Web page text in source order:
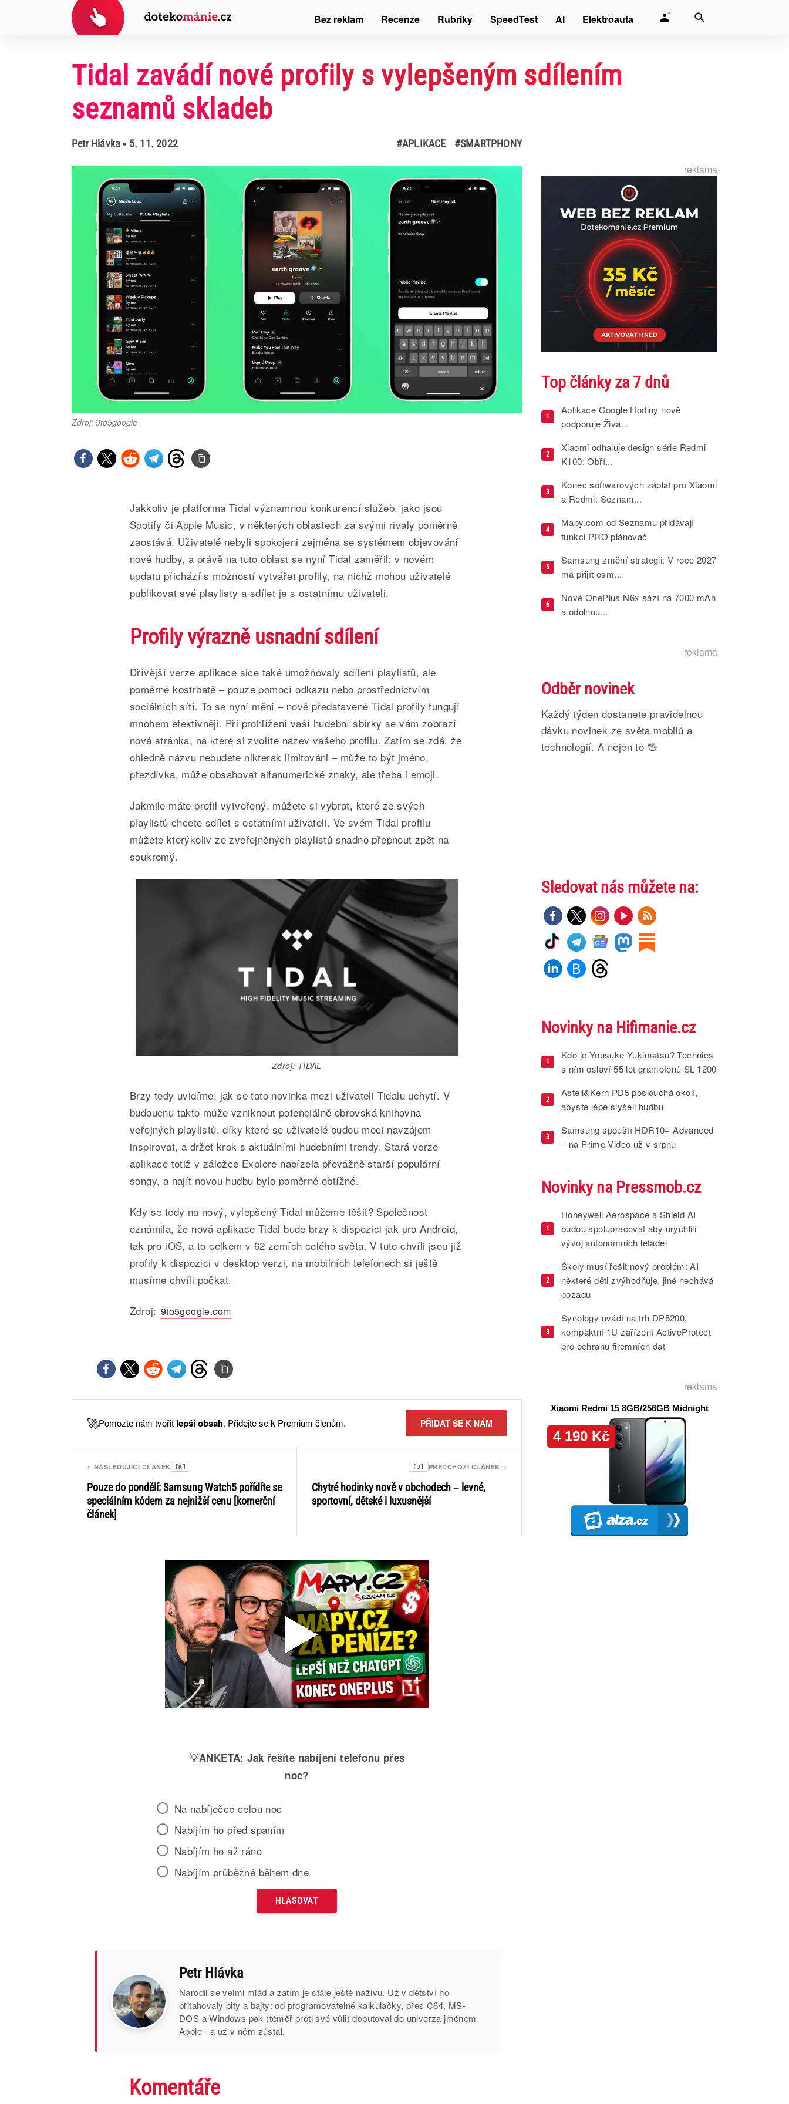
Tidal zavádí nové profily s vylepšeným sdílením
seznamů skladeb
Petr Hlávka• 5. 11. 2022 #APLIKACE #SMARTPHONY
Zdroj: 9to5google
Jakkoliv je platforma Tidal významnou konkurencí služeb, jako jsou
Spotify či Apple Music, v některých oblastech za svými rivaly poměrně
zaostává. Uživatelé nebyli spokojeni zejména se systémem objevování
nové hudby, a právě na tuto oblast se nyní Tidal zaměřil: v novém
updatu přichází s možností vytvářet profily, na nichž mohou uživatelé
publikovat své playlisty a sdílet je s ostatnímu uživateli.
Profily výrazně usnadní sdílení
Dřívější verze aplikace sice také umožňovaly sdílení playlistů, ale
poměrně kostrbatě – pouze pomocí odkazu nebo prostřednictvím
sociálních sítí. To se nyní mění – nově představené Tidal profily fungují
mnohem efektivněji. Při prohlížení vaší hudební sbírky se vám zobrazí
nová stránka, na které si zvolíte název vašeho profilu. Zatím se zdá, že
ohledně názvu nebudete nikterak limitováni – může to být jméno,
přezdívka, může obsahovat alfanumerické znaky, ale třeba i emoji.
Jakmile máte profil vytvořený, můžete si vybrat, které ze svých
playlistů chcete sdílet s ostatními uživateli. Ve svém Tidal profilu
můžete kterýkoliv ze zveřejněných playlistů snadno přepnout zpět na
soukromý.
Zdroj: TIDAL
Brzy tedy uvidíme, jak se tato novinka mezi uživateli Tidalu uchytí. V
budoucnu takto může vzniknout potenciálně obrovská knihovna
veřejných playlistů, díky které se uživatelé budou moci navzájem
inspirovat, a držet krok s aktuálními hudebními trendy. Stará verze
aplikace totiž v záložce Explore nabízela převážně starší populární
songy, a najít novou hudbu bylo poměrně obtížné.
Kdy se tedy na nový, vylepšený Tidal můžeme těšit? Společnost
oznámila, že nová aplikace Tidal bude brzy k dispozici jak pro Android,
tak pro iOS, a to celkem v 62 zemích celého světa. V tuto chvíli jsou již
profily k dispozici v desktop verzi, na mobilních telefonech si ještě
musíme chvíli počkat.
Zdroj: 9to5google.com
🚀Pomozte nám tvořit lepší obsah. Přidejte se k Premium členům. PŘIDAT SE K NÁM
←NÁSLEDUJÍCÍ ČLÁNEK [K]
Pouze do pondělí: Samsung Watch5 pořídíte se
speciálním kódem za nejnižší cenu [komerční
článek]
→
PŘEDCHOZÍ ČLÁNEK
[J]
Chytré hodinky nově v obchodech – levné,
sportovní, dětské i luxusnější
💡ANKETA: Jak řešíte nabíjení telefonu přes
noc?
Na nabíječce celou noc
Nabíjím ho před spaním
Nabíjím ho až ráno
Nabíjím průběžně během dne
Petr Hlávka
Narodil se velmi mlád a zatím je stále ještě naživu. Už v dětství ho
přitahovaly bity a bajty: od programovatelné kalkulačky, přes C64, MS-
DOS a Windows pak (téměř proti své vůli) doputoval do univerza jménem
Apple - a už v něm zůstal.
Komentáře
reklama
Top články za 7 dnů
1
Aplikace Google Hodiny nově
podporuje Živá...
2
Xiaomi odhaluje design série Redmi
K100: Obří...
3
Konec softwarových záplat pro Xiaomi
a Redmi: Seznam...
4
Mapy.com od Seznamu přidávají
funkci PRO plánovač
5
Samsung změní strategii: V roce 2027
má přijít osm...
6
Nové OnePlus N6x sází na 7000 mAh
a odolnou...
reklama
Odběr novinek
Každý týden dostanete pravidelnou
dávku novinek ze světa mobilů a
technologií. A nejen to 🖖
Sledovat nás můžete na:
Novinky na Hifimanie.cz
1
Kdo je Yousuke Yukimatsu? Technics
s ním oslaví 55 let gramofonů SL-1200
2
Astell&Kern PD5 poslouchá okolí,
abyste lépe slyšeli hudbu
3
Samsung spouští HDR10+ Advanced
– na Prime Video už v srpnu
Novinky na Pressmob.cz
1
Honeywell Aerospace a Shield AI
budou spolupracovat aby urychlili
vývoj autonomních letadel
2
Školy musí řešit nový problém: AI
některé děti zvýhodňuje, jiné nechává
pozadu
3
Synology uvádí na trh DP5200,
kompaktní 1U zařízení ActiveProtect
pro ochranu firemních dat
reklama
Bez reklam Recenze Rubriky SpeedTest AI Elektroauta